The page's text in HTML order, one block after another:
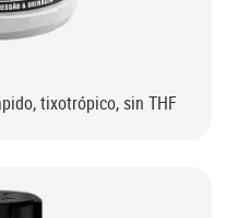
tixotrópico, sin THF